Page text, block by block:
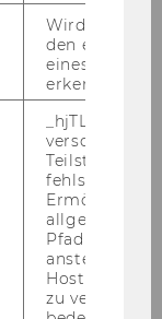
Wird
den ersten
eines
erkennen.
_hjTLDTest-
verschiedene
Teilstrings,
fehlschlägt.
Ermöglicht,
Pfad zu
anstelle des
Hostnamens
zu